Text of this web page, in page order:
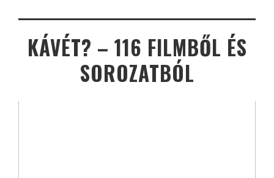
KÁVÉT? – 116 FILMBŐL ÉS
SOROZATBÓL